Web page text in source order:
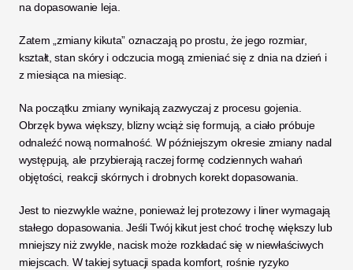
na dopasowanie leja.
Zatem „zmiany kikuta” oznaczają po prostu, że jego rozmiar,
kształt, stan skóry i odczucia mogą zmieniać się z dnia na dzień i
z miesiąca na miesiąc.
Na początku zmiany wynikają zazwyczaj z procesu gojenia.
Obrzęk bywa większy, blizny wciąż się formują, a ciało próbuje
odnaleźć nową normalność. W późniejszym okresie zmiany nadal
występują, ale przybierają raczej formę codziennych wahań
objętości, reakcji skórnych i drobnych korekt dopasowania.
Jest to niezwykle ważne, ponieważ lej protezowy i liner wymagają
stałego dopasowania. Jeśli Twój kikut jest choć trochę większy lub
mniejszy niż zwykle, nacisk może rozkładać się w niewłaściwych
miejscach. W takiej sytuacji spada komfort, rośnie ryzyko